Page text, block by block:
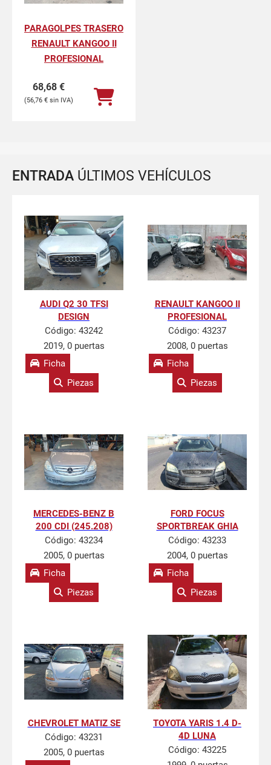
PARAGOLPES TRASERO
RENAULT KANGOO II
PROFESIONAL
68,68 €
56,76 €
ENTRADA ÚLTIMOS VEHÍCULOS
AUDI Q2 30 TFSI
DESIGN
Código: 43242
2019, 0 puertas
Ficha
Piezas
RENAULT KANGOO II
PROFESIONAL
Código: 43237
2008, 0 puertas
Ficha
Piezas
MERCEDES-BENZ B
200 CDI (245.208)
Código: 43234
2005, 0 puertas
Ficha
Piezas
FORD FOCUS
SPORTBREAK GHIA
Código: 43233
2004, 0 puertas
Ficha
Piezas
CHEVROLET MATIZ SE
Código: 43231
2005, 0 puertas
TOYOTA YARIS 1.4 D-
4D LUNA
Código: 43225